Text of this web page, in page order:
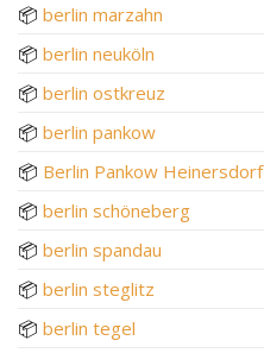
📦 berlin marzahn
📦 berlin neuköln
📦 berlin ostkreuz
📦 berlin pankow
📦 Berlin Pankow Heinersdorf
📦 berlin schöneberg
📦 berlin spandau
📦 berlin steglitz
📦 berlin tegel